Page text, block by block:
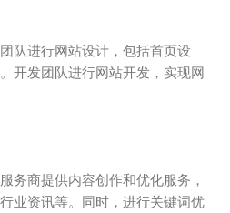
队进行网站设计，包括首页设
开发团队进行网站开发，实现网
务商提供内容创作和优化服务，
业资讯等。同时，进行关键词优